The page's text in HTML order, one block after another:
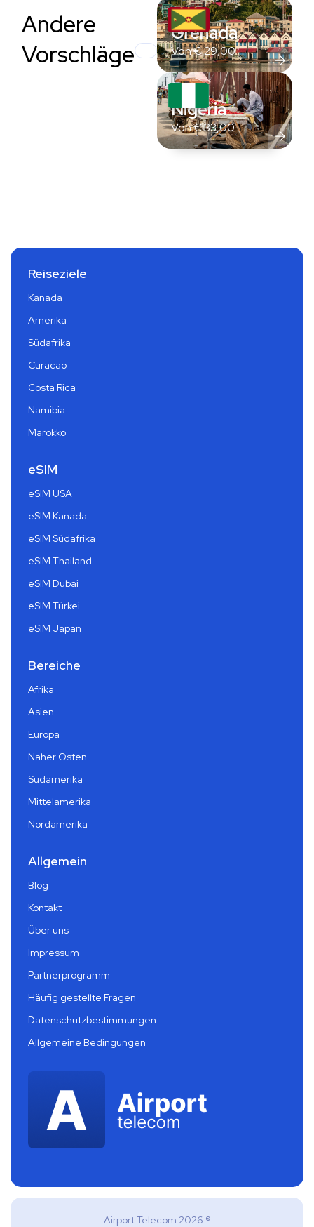
Andere
Vorschläge
Grenada
Von€29,00
Nigeria
Von€33,00
Reiseziele
Kanada
Amerika
Südafrika
Curacao
Costa Rica
Namibia
Marokko
eSIM
eSIM USA
eSIM Kanada
eSIM Südafrika
eSIM Thailand
eSIM Dubai
eSIM Türkei
eSIM Japan
Bereiche
Afrika
Asien
Europa
Naher Osten
Südamerika
Mittelamerika
Nordamerika
Allgemein
Blog
Kontakt
Über uns
Impressum
Partnerprogramm
Häufig gestellte Fragen
Datenschutzbestimmungen
Allgemeine Bedingungen
Airport Telecom 2026 ®